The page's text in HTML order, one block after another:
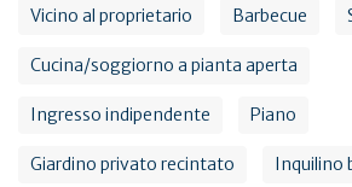
Vicino al proprietario Barbecue
Cucina/soggiorno a pianta aperta
Ingresso indipendente Piano
Giardino privato recintato Inquilino